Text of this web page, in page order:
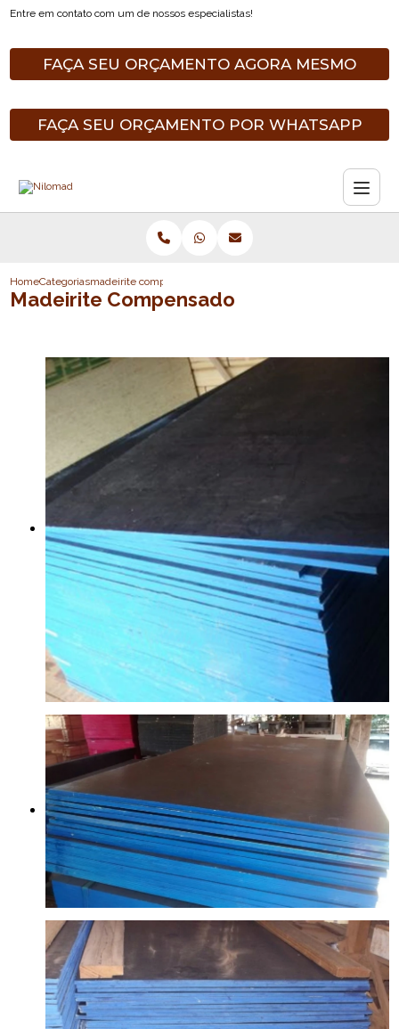
Entre em contato com um de nossos especialistas!
FAÇA SEU ORÇAMENTO AGORA MESMO
FAÇA SEU ORÇAMENTO POR WHATSAPP
HomeCategoriasmadeirite compensado
Madeirite Compensado